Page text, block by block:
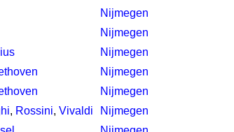
Nijmegen
Nijmegen
Nijmegen
Nijmegen
Nijmegen
, Rossini, Vivaldi
Nijmegen